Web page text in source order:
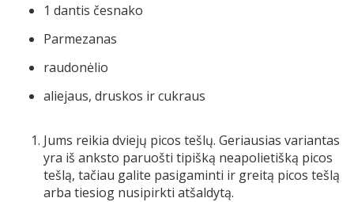
1 dantis česnako
Parmezanas
raudonėlio
aliejaus, druskos ir cukraus
Jums reikia dviejų picos tešlų. Geriausias variantas
yra iš anksto paruošti tipišką neapolietišką picos
tešlą, tačiau galite pasigaminti ir greitą picos tešlą
arba tiesiog nusipirkti atšaldytą.